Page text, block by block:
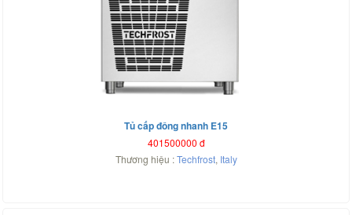
Tủ cấp đông nhanh E15
401500000 đ
Thương hiệu :Techfrost, Italy